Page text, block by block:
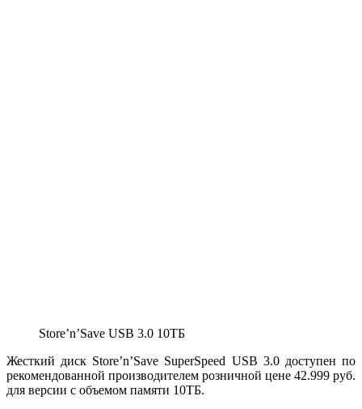
Store’n’Save USB 3.0 10ТБ
Жесткий диск Store’n’Save SuperSpeed USB 3.0 доступен по
рекомендованной производителем розничной цене 42.999 руб.
для версии с объемом памяти 10ТБ.